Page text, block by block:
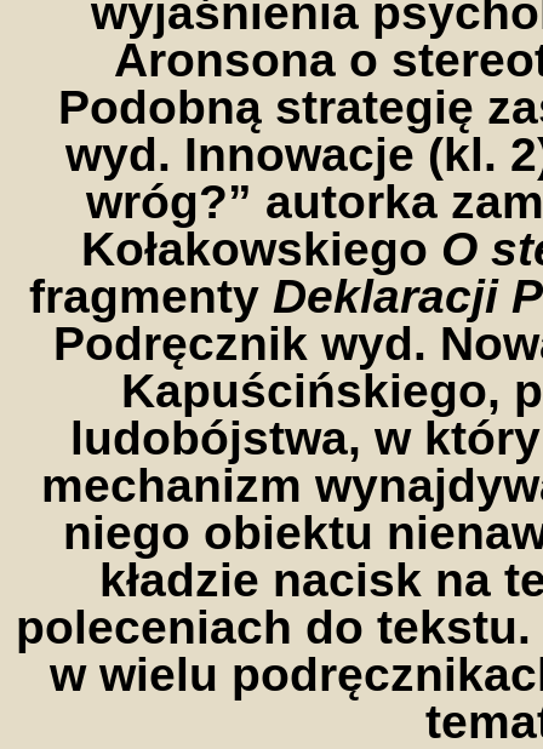
wyjaśnienia
Aronsona o
Podobną strategię
wyd. Innowacje (kl.
wróg?” autorka
Kołakowskiego O
fragmenty Deklaracji
Podręcznik wyd.
Kapuścińskiego,
ludobójstwa, w
mechanizm
niego obiektu
kładzie nacisk na
poleceniach do tekstu.
w wielu